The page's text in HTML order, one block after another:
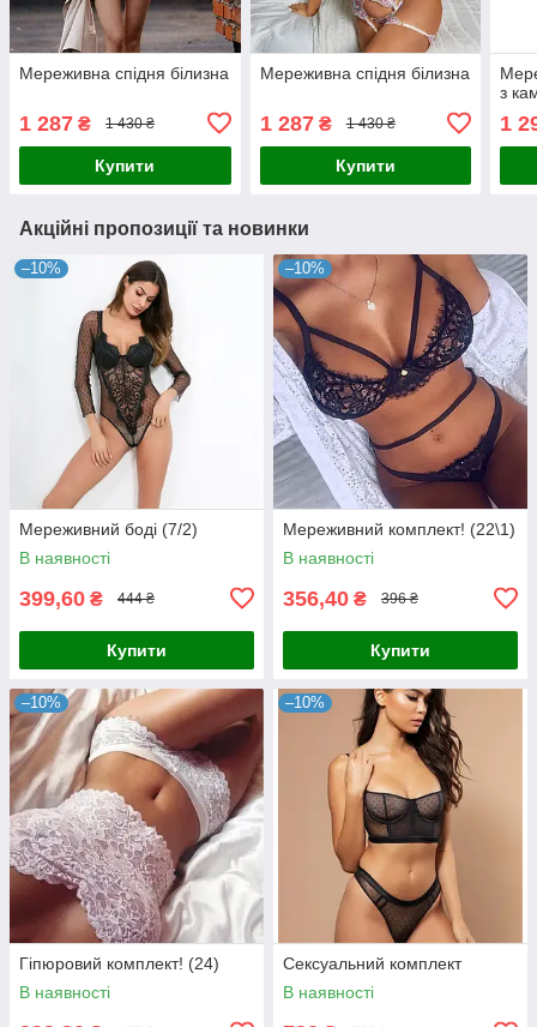
Мереживна спідня білизна
1 287 ₴ 1 430 ₴
Купити
Мереживна спідня білизна
1 287₴ 1 430 ₴
Купити
з
1
Акційні пропозиції та новинки
–10%
Мереживний боді (7/2)
В наявності
399,60 ₴ 444 ₴
Купити
–10%
Мереживний комплект! (22\1)
В наявності
356,40 ₴ 396 ₴
Купити
–10%
Гіпюровий комплект! (24)
В наявності
–10%
Сексуальний комплект
В наявності